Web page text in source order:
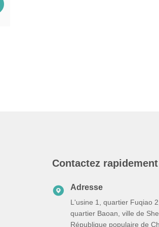
Contactez rapidement
Adresse
L'usine 1, quartier Fuqiao
quartier Baoan, ville de
République populaire de